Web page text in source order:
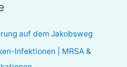
auf dem Jakobsweg
Infektionen | MRSA &